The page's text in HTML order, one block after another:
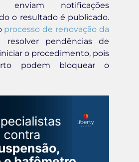
enviam notificações
o resultado é publicado.
processo de renovação da
resolver pendências de
o procedimento, pois
podem bloquear o